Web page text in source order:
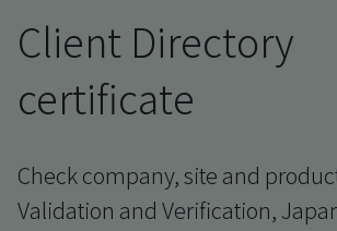
Client Directory
certificate
Check company, site and
Validation and Verification,